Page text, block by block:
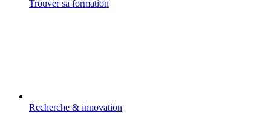
Trouver sa formation
Recherche & innovation